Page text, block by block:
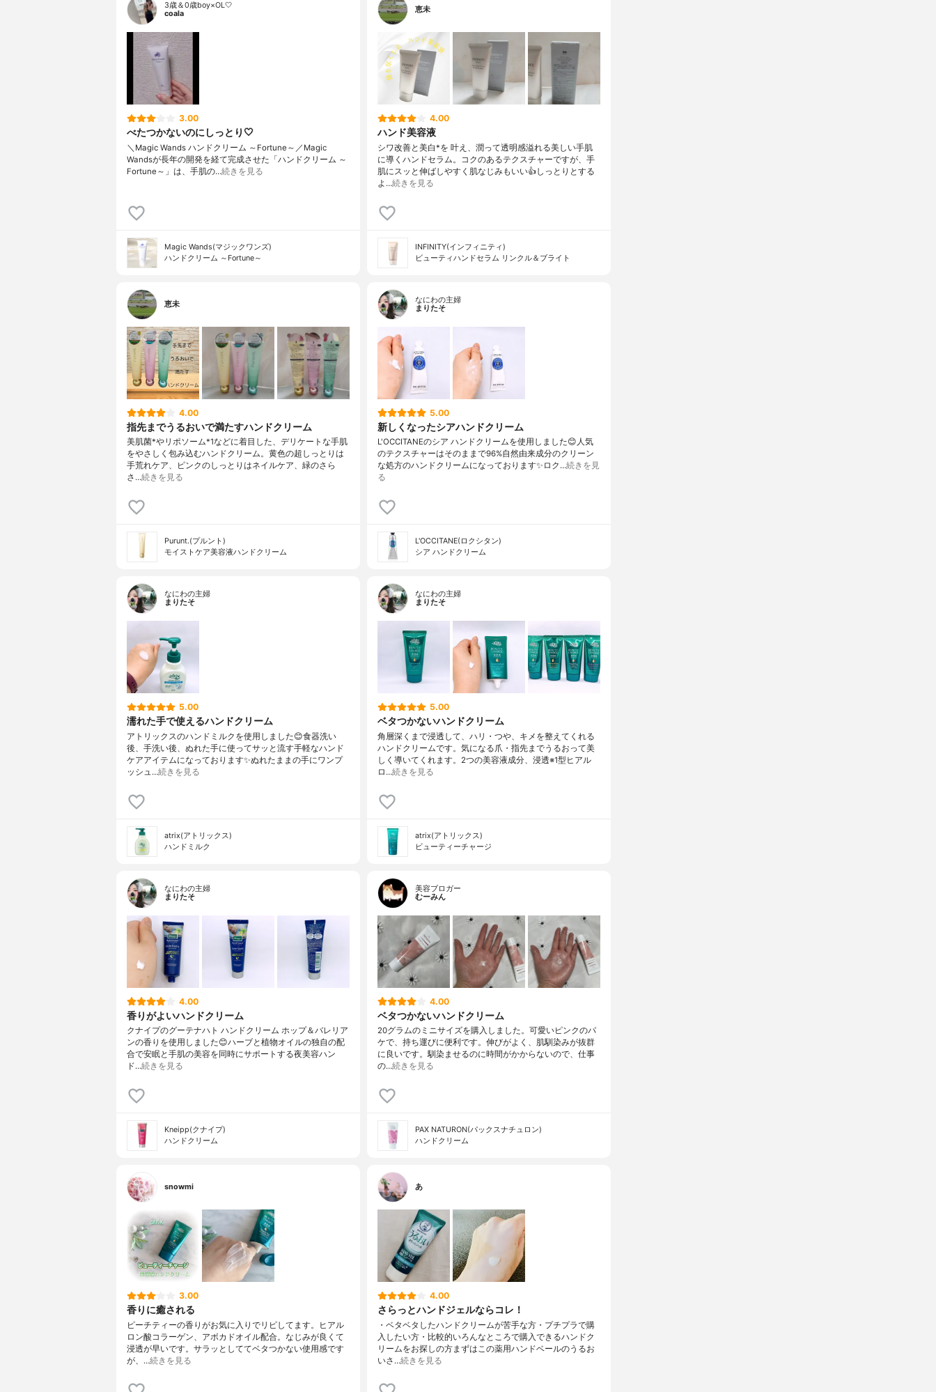
3歳＆0歳boy×OL🤍
coala
3.00
べたつかないのにしっとり🤍
＼Magic Wands ハンドクリーム ～Fortune～／Magic
Wandsが長年の開発を経て完成させた「ハンドクリーム ～
Fortune～」は、手肌の…続きを見る
Magic Wands(マジックワンズ)
ハンドクリーム ～Fortune～
恵未
4.00
ハンド美容液
シワ改善と美白*を 叶え、潤って透明感溢れる美しい手肌
に導くハンドセラム。コクのあるテクスチャーですが、手
肌にスッと伸ばしやすく肌なじみもいい👍しっとりとする
よ…続きを見る
INFINITY(インフィニティ)
ビューティハンドセラム リンクル＆ブライト
恵未
4.00
指先までうるおいで満たすハンドクリーム
美肌菌*やリポソーム*1などに着目した、デリケートな手肌
をやさしく包み込むハンドクリーム。黄色の超しっとりは
手荒れケア、ピンクのしっとりはネイルケア、緑のさら
さ…続きを見る
Purunt.(プルント)
モイストケア美容液ハンドクリーム
なにわの主婦
まりたそ
5.00
新しくなったシアハンドクリーム
L'OCCITANEのシア ハンドクリームを使用しました😊人気
のテクスチャーはそのままで96%自然由来成分のクリーン
な処方のハンドクリームになっております✨ロク…続きを見
る
L'OCCITANE(ロクシタン)
シア ハンドクリーム
なにわの主婦
まりたそ
5.00
濡れた手で使えるハンドクリーム
アトリックスのハンドミルクを使用しました😊食器洗い
後、手洗い後、ぬれた手に使ってサッと流す手軽なハンド
ケアアイテムになっております✨ぬれたままの手にワンプ
ッシュ…続きを見る
atrix(アトリックス)
ハンドミルク
なにわの主婦
まりたそ
5.00
ベタつかないハンドクリーム
角層深くまで浸透して、ハリ・つや、キメを整えてくれる
ハンドクリームです。気になる爪・指先までうるおって美
しく導いてくれます。2つの美容液成分、浸透※1型ヒアル
ロ…続きを見る
atrix(アトリックス)
ビューティーチャージ
なにわの主婦
まりたそ
4.00
香りがよいハンドクリーム
クナイプのグーテナハト ハンドクリーム ホップ＆バレリア
ンの香りを使用しました😊ハーブと植物オイルの独自の配
合で安眠と手肌の美容を同時にサポートする夜美容ハン
ド…続きを見る
Kneipp(クナイプ)
ハンドクリーム
美容ブロガー
むーみん
4.00
ベタつかないハンドクリーム
20グラムのミニサイズを購入しました。可愛いピンクのパ
ケで、持ち運びに便利です。伸びがよく、肌馴染みが抜群
に良いです。馴染ませるのに時間がかからないので、仕事
の…続きを見る
PAX NATURON(パックスナチュロン)
ハンドクリーム
snowmi
3.00
香りに癒される
ピーチティーの香りがお気に入りでリピしてます。ヒアル
ロン酸コラーゲン、アボカドオイル配合。なじみが良くて
浸透が早いです。サラッとしててベタつかない使用感です
が、…続きを見る
あ
4.00
さらっとハンドジェルならコレ！
・ベタベタしたハンドクリームが苦手な方・プチプラで購
入したい方・比較的いろんなところで購入できるハンドク
リームをお探しの方まずはこの薬用ハンドベールのうるお
いさ…続きを見る